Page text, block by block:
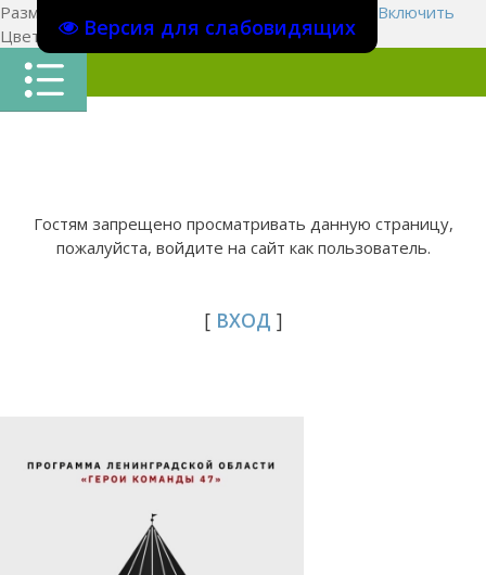
Версия для слабовидящих
Размер шрифта:
Включить
Цвет сайтаЦ Ц Ц Х
Гостям запрещено просматривать данную страницу,
пожалуйста, войдите на сайт как пользователь.
[ ВХОД ]